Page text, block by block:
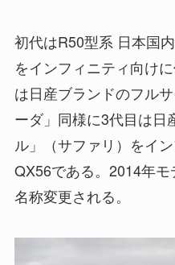
初代はR50型系 日本国
をインフィニティ向け
は日産ブランドのフル
ーダ」同様に3代目は日
ル」（サファリ）をイ
QX56である。2014年モ
名称変更される。